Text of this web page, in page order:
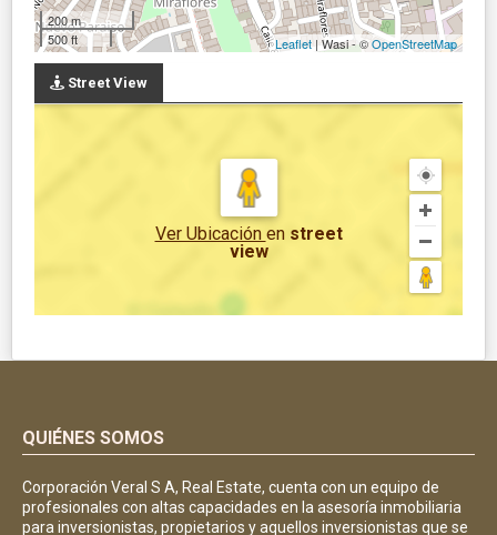
200 m
500 ft
Leaflet| Wasi - ©OpenStreetMap
Street View
Ver Ubicación en street
view
QUIÉNES SOMOS
Corporación Veral S A, Real Estate, cuenta con un equipo de
profesionales con altas capacidades en la asesoría inmobiliaria
para inversionistas, propietarios y aquellos inversionistas que se